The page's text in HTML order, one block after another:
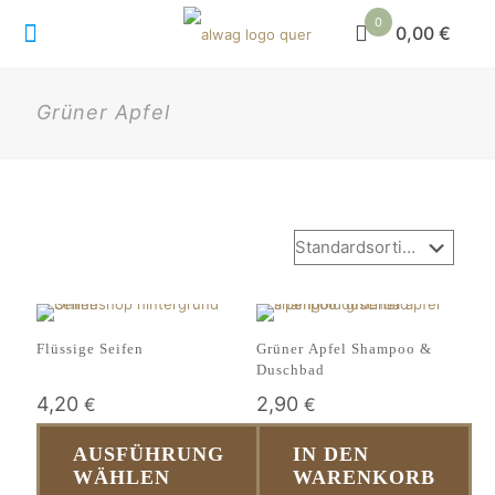
0 0,00 €
Grüner Apfel
Flüssige Seifen
4,20 €
AUSFÜHRUNG
WÄHLEN
Grüner Apfel Shampoo &
Duschbad
2,90 €
IN DEN
WARENKORB